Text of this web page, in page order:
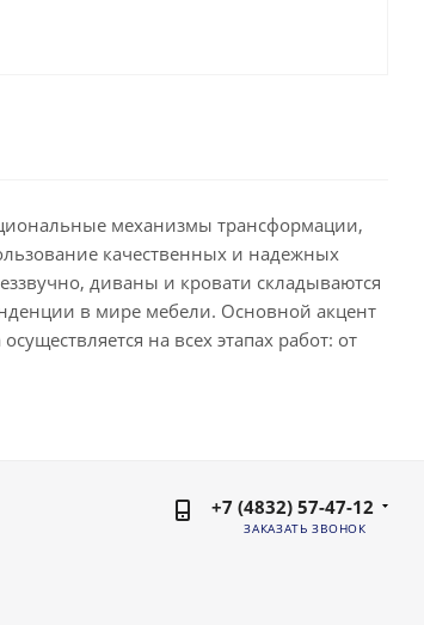
механизмы трансформации,
качественных и надежных
диваны и кровати складываются
в мире мебели. Основной акцент
на всех этапах работ: от
+7 (4832) 57-47-12
ЗАКАЗАТЬ ЗВОНОК